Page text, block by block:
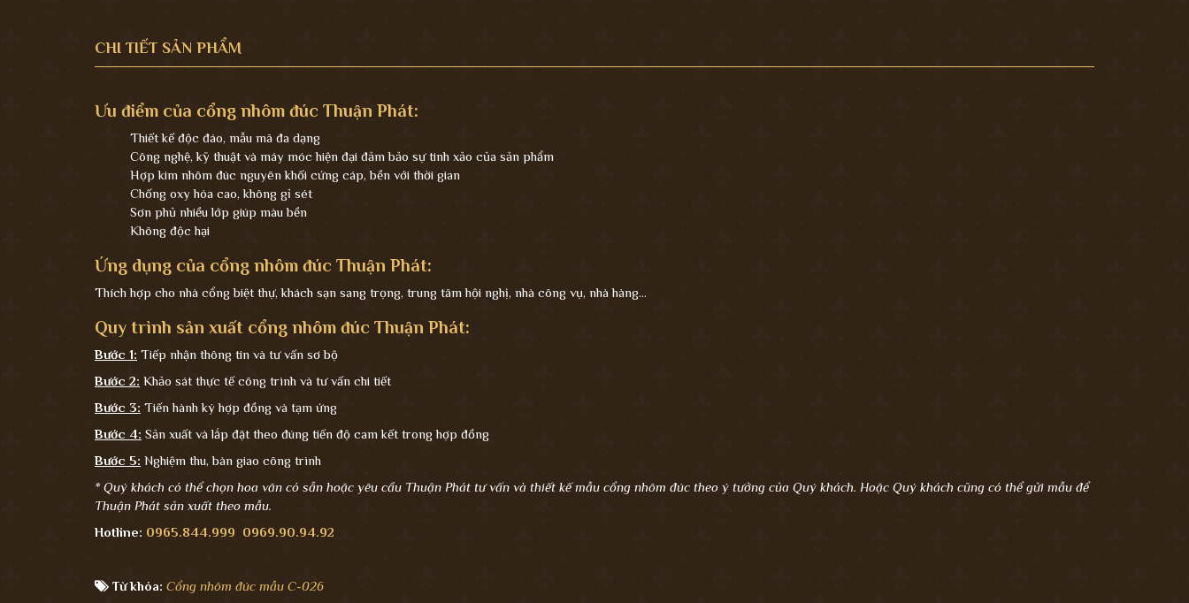
CHI TIẾT SẢN PHẨM
Ưu điểm của cổng nhôm đúc Thuận Phát:
Thiết kế độc đáo, mẫu mã đa dạng
Công nghệ, kỹ thuật và máy móc hiện đại đảm bảo sự tinh xảo của sản phẩm
Hợp kim nhôm đúc nguyên khối cứng cáp, bền với thời gian
Chống oxy hóa cao, không gỉ sét
Sơn phủ nhiều lớp giúp màu bền
Không độc hại
Ứng dụng của cổng nhôm đúc Thuận Phát:
Thích hợp cho nhà cổng biệt thự, khách sạn sang trọng, trung tâm hội nghị, nhà công vụ, nhà hàng...
Quy trình sản xuất cổng nhôm đúc Thuận Phát:
Bước 1: Tiếp nhận thông tin và tư vấn sơ bộ
Bước 2: Khảo sát thực tế công trình và tư vấn chi tiết
Bước 3: Tiến hành ký hợp đồng và tạm ứng
Bước 4: Sản xuất và lắp đặt theo đúng tiến độ cam kết trong hợp đồng
Bước 5: Nghiệm thu, bàn giao công trình
* Quý khách có thể chọn hoa văn có sẵn hoặc yêu cầu Thuận Phát tư vấn và thiết kế mẫu cổng nhôm đúc theo ý tưởng của Quý khách. Hoặc Quý khách cũng có thể gửi mẫu để
Thuận Phát sản xuất theo mẫu.
Hotline: 0965.844.999 0969.90.94.92
Từ khóa: Cổng nhôm đúc mẫu C-026